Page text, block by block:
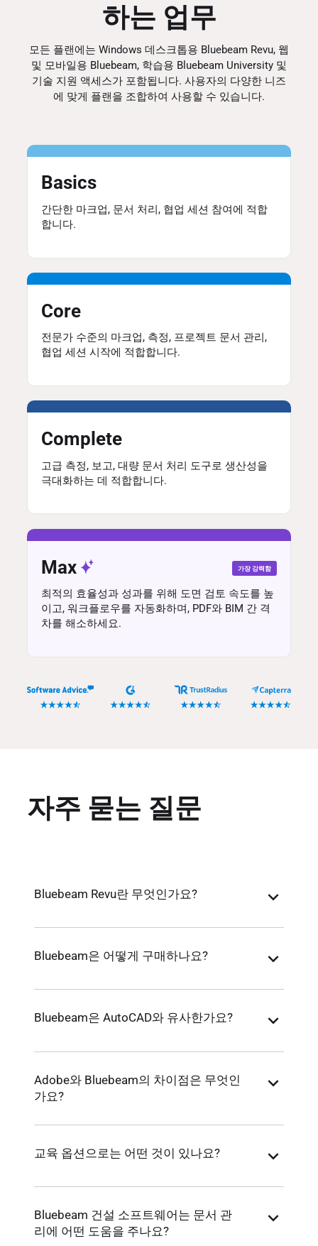
하는 업무
모든 플랜에는 Windows 데스크톱용 Bluebeam Revu, 웹
및 모바일용 Bluebeam, 학습용 Bluebeam University 및
기술 지원 액세스가 포함됩니다. 사용자의 다양한 니즈
에 맞게 플랜을 조합하여 사용할 수 있습니다.
Basics
간단한 마크업, 문서 처리, 협업 세션 참여에 적합
합니다.
Core
전문가 수준의 마크업, 측정, 프로젝트 문서 관리,
협업 세션 시작에 적합합니다.
Complete
고급 측정, 보고, 대량 문서 처리 도구로 생산성을
극대화하는 데 적합합니다.
Max 가장 강력함
최적의 효율성과 성과를 위해 도면 검토 속도를 높
이고, 워크플로우를 자동화하며, PDF와 BIM 간 격
차를 해소하세요.
자주 묻는 질문
Bluebeam Revu란 무엇인가요?
Bluebeam은 어떻게 구매하나요?
Bluebeam은 AutoCAD와 유사한가요?
Adobe와 Bluebeam의 차이점은 무엇인
가요?
교육 옵션으로는 어떤 것이 있나요?
Bluebeam 건설 소프트웨어는 문서 관
리에 어떤 도움을 주나요?